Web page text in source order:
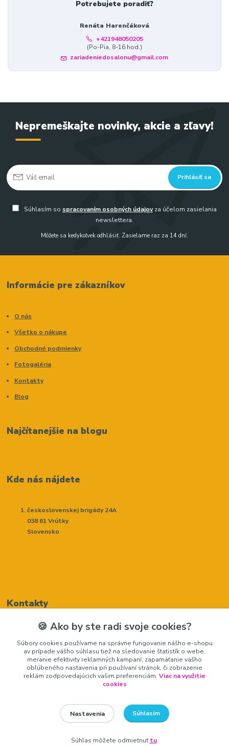
Potrebujete poradiť?
Renáta Harenčáková
+421948050205
(Po-Pia, 8-16 hod.)
zariadeniedosalonu@gmail.com
Nepremeškajte novinky, akcie a zľavy!
Prihlásiť sa
Súhlasím so spracovaním osobných údajovza účelom zasielania
newslettera.
Môžete sa kedykoľvek odhlásiť. Zasielame raz za 14 dní.
Informácie pre zákazníkov
O nás
Všetko o nákupe
Obchodné podmienky
Fotogaléria
Kontakty
Blog
Najčítanejšie na blogu
Kde nás nájdete
československej brigády 24A
038 61 Vrútky
Slovensko
Kontakty
+421948050205
(Po-Pia, 8-16 hod.)
zariadeniedosalonu@gmail.com
Vytvorené na
Eshop-rychlo.sk
🍪 Ako by ste radi svoje cookies?
Súbory cookies používame na správne fungovanie nášho e-shopu
av prípade vášho súhlasu tiež na sledovanie štatistík o webe,
meranie efektivity reklamných kampaní, zapamätanie vášho
obľúbeného nastavenia pri používaní stránok, či zobrazenie
reklám zodpovedajúcich vašim preferenciám. Viac na využitie
cookies
Nastavenia Súhlasím
Súhlas môžete odmietnuťtu.